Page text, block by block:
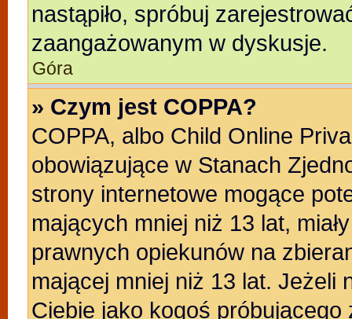
nastąpiło, spróbuj
zaangażowanym w dyskusje.
Góra
» Czym jest COPPA?
COPPA, albo Child Online
obowiązujące w Stanach
strony internetowe mogące
mających mniej niż 13 lat,
prawnych opiekunów na
mającej mniej niż 13 lat. Jeżeli
Ciebie jako kogoś